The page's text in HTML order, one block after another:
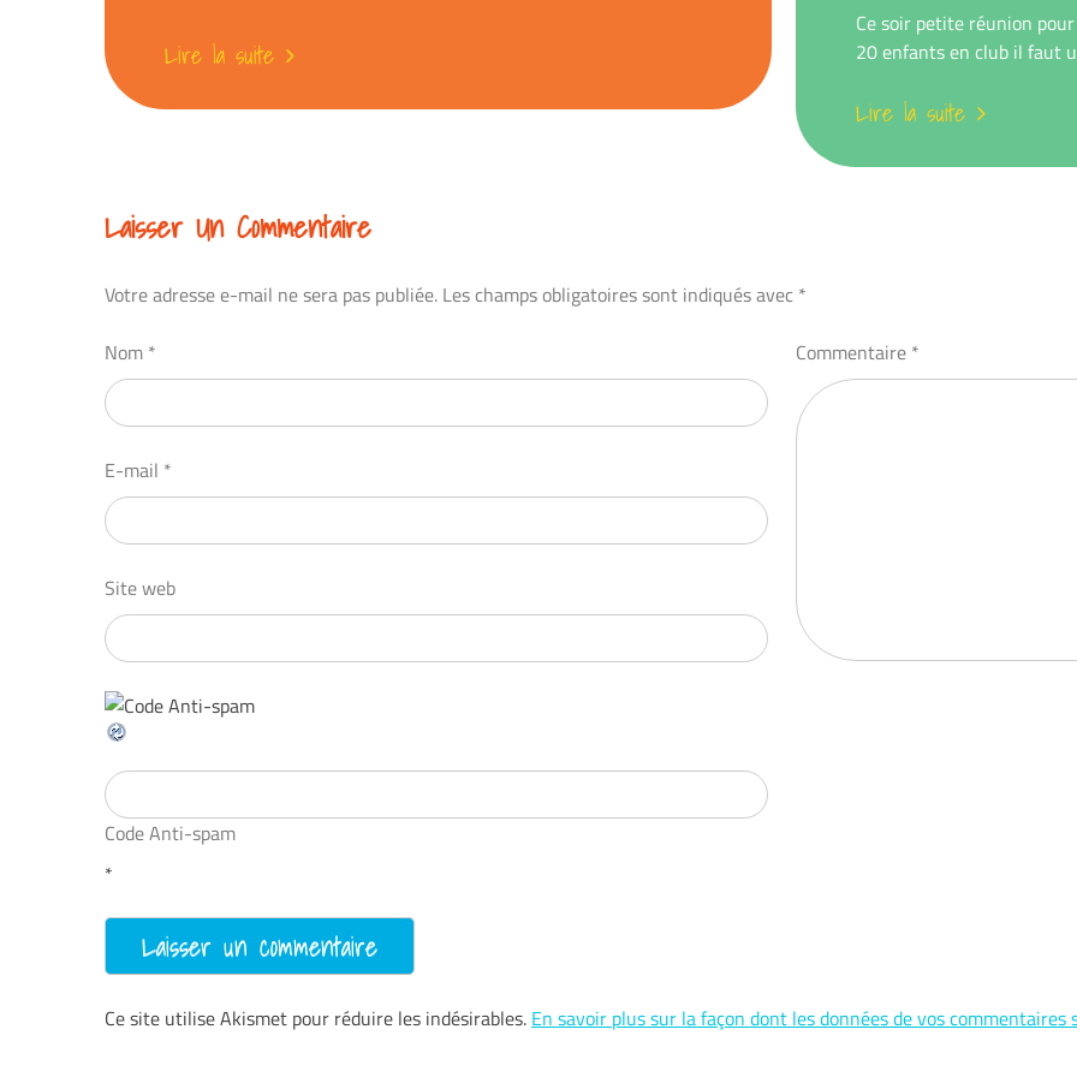
Lire la suite
Ce soir petite réunion
20 enfants en club il faut
Lire la suite
Laisser Un Commentaire
Votre adresse e-mail ne sera pas publiée. Les champs obligatoires sont indiqués avec *
Commentaire *
Nom *
E-mail *
Site web
Code Anti-spam
*
Ce site utilise Akismet pour réduire les indésirables. En savoir plus sur la façon dont les données de vos